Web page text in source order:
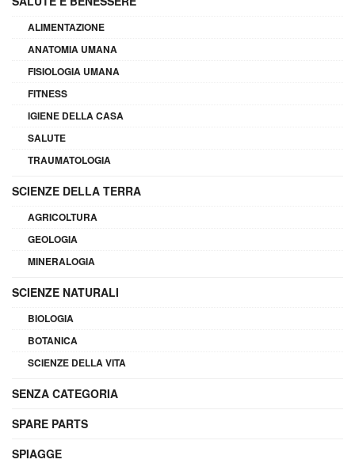
ALIMENTAZIONE
ANATOMIA UMANA
FISIOLOGIA UMANA
FITNESS
IGIENE DELLA CASA
SALUTE
TRAUMATOLOGIA
SCIENZE DELLA TERRA
AGRICOLTURA
GEOLOGIA
MINERALOGIA
SCIENZE NATURALI
BIOLOGIA
BOTANICA
SCIENZE DELLA VITA
SENZA CATEGORIA
SPARE PARTS
SPIAGGE